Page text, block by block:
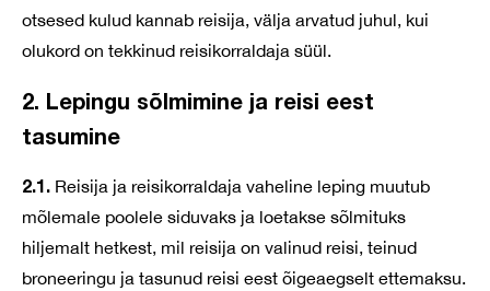
otsesed kulud kannab reisija, välja arvatud juhul, kui
olukord on tekkinud reisikorraldaja süül.
2. Lepingu sõlmimine ja reisi eest
tasumine
2.1. Reisija ja reisikorraldaja vaheline leping muutub
mõlemale poolele siduvaks ja loetakse sõlmituks
hiljemalt hetkest, mil reisija on valinud reisi, teinud
broneeringu ja tasunud reisi eest õigeaegselt ettemaksu.